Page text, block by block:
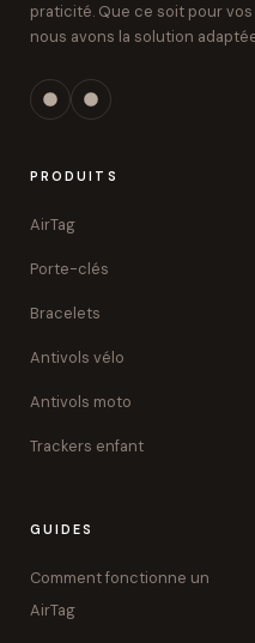
praticité. Que ce soit pour
nous avons la solution
PRODUITS
AirTag
Porte-clés
Bracelets
Antivols vélo
Antivols moto
Trackers enfant
GUIDES
Comment fonctionne un
AirTag